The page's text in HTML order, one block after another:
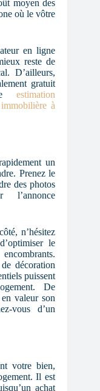
moyen des
où le vôtre
en ligne
reste de
D’ailleurs,
gratuit
estimation
à
un
Prenez le
des photos
l’annonce
ôté, n’hésitez
le
décoration
puissent
De
valeur son
vous d’un
votre bien,
Il est
achat